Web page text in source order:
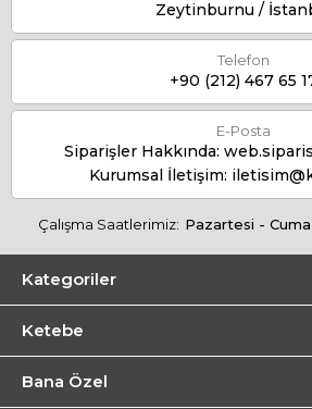
Zeytinburnu /
Telefon
+90 (212) 467 65
E-Posta
Siparişler Hakkında:
Kurumsal İletişim:
Çalışma Saatlerimiz: Pazartesi -
Kategoriler
Ketebe
Bana Özel